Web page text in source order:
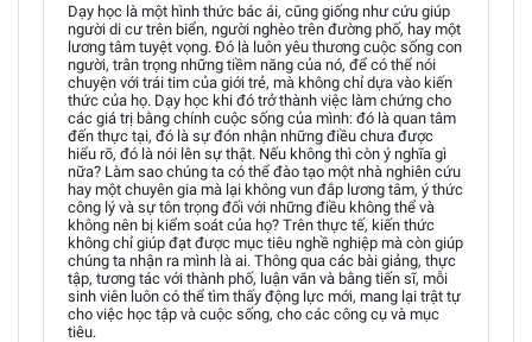
Dạy học là một hình thức bác ái, cũng giống như cứu giúp
người di cư trên biển, người nghèo trên đường phố, hay một
lương tâm tuyệt vọng. Đó là luôn yêu thương cuộc sống con
người, trân trọng những tiềm năng của nó, để có thể nói
chuyện với trái tim của giới trẻ, mà không chỉ dựa vào kiến
thức của họ. Dạy học khi đó trở thành việc làm chứng cho
các giá trị bằng chính cuộc sống của mình: đó là quan tâm
đến thực tại, đó là sự đón nhận những điều chưa được
hiểu rõ, đó là nói lên sự thật. Nếu không thì còn ý nghĩa gì
nữa? Làm sao chúng ta có thể đào tạo một nhà nghiên cứu
hay một chuyên gia mà lại không vun đắp lương tâm, ý thức
công lý và sự tôn trọng đối với những điều không thể và
không nên bị kiểm soát của họ? Trên thực tế, kiến thức
không chỉ giúp đạt được mục tiêu nghề nghiệp mà còn giúp
chúng ta nhận ra mình là ai. Thông qua các bài giảng, thực
tập, tương tác với thành phố, luận văn và bằng tiến sĩ, mỗi
sinh viên luôn có thể tìm thấy động lực mới, mang lại trật tự
cho việc học tập và cuộc sống, cho các công cụ và mục
tiêu.